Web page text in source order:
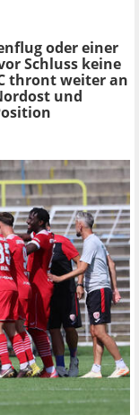
oder einer
Schluss keine
thront weiter an
und